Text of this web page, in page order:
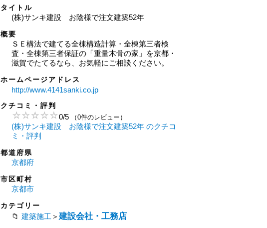
タイトル
(株)サンキ建設 お陰様で注文建築52年
概要
ＳＥ構法で建てる全棟構造計算・全棟第三者検
査・全棟第三者保証の「重量木骨の家」を京都・
滋賀でたてるなら、お気軽にご相談ください。
ホームページアドレス
http://www.4141sanki.co.jp
クチコミ・評判
0/5 （0件のレビュー）
(株)サンキ建設 お陰様で注文建築52年 のクチコ
ミ・評判
都道府県
京都府
市区町村
京都市
カテゴリー
建築施工＞ 建設会社・工務店